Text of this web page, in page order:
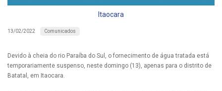
Itaocara
13/02/2022 Comunicados
Devido à cheia do rio Paraíba do Sul, o fornecimento de água tratada está
temporariamente suspenso, neste domingo (13), apenas para o distrito de
Batatal, em Itaocara.